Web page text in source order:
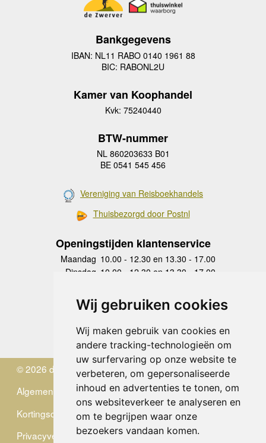
Wij gebruiken cookies
Wij maken gebruik van cookies en
andere tracking-technologieën om
uw surfervaring op onze website te
verbeteren, om gepersonaliseerde
inhoud en advertenties te tonen, om
ons websiteverkeer te analyseren en
om te begrijpen waar onze
bezoekers vandaan komen.
Bankgegevens
IBAN: NL11 RABO 0140 1961 88
BIC: RABONL2U
Kamer van Koophandel
Kvk: 75240440
BTW-nummer
NL 860203633 B01
BE 0541 545 456
Vereniging van Reisboekhandels
Thuisbezorgd door Postnl
Openingstijden klantenservice
Maandag 10.00 - 12.30 en 13.30 - 17.00
Dinsdag 10.00 - 12.30 en 13.30 - 17.00
Donderdag
10.00 - 12.30 en 13.30 - 17.00
Vrijdag 10.00 - 12.30 en 13.30 - 17.00
Zaterdag
gesloten
Zondag gesloten
© 2026 de Zwerver
Algemene Voorwaarden
Kortingscode
Privacyverklaring